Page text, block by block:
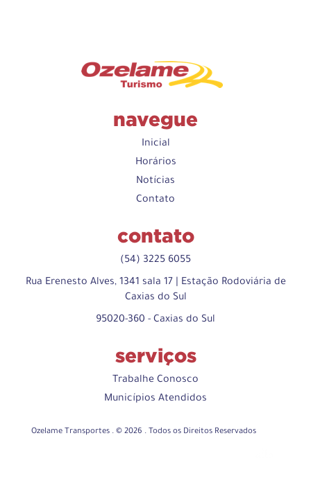
navegue
Inicial
Horários
Notícias
Contato
contato
(54) 3225 6055
Rua Erenesto Alves, 1341 sala 17 | Estação Rodoviária de
Caxias do Sul
95020-360 - Caxias do Sul
serviços
Trabalhe Conosco
Municípios Atendidos
Ozelame Transportes . © 2026 . Todos os Direitos Reservados